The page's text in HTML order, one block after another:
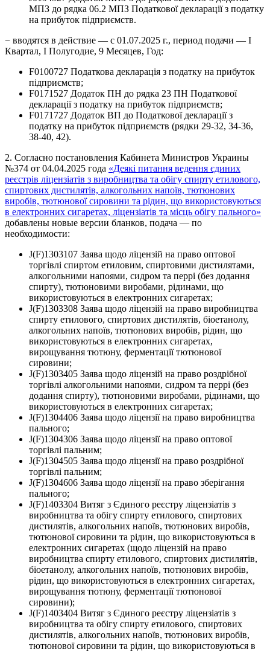
МПЗ до рядка 06.2 МПЗ Податкової декларації з податку
на прибуток підприємств.
− вводятся в действие — с 01.07.2025 г., период подачи — І
Квартал, І Полугодие, 9 Месяцев, Год:
F0100727 Податкова декларація з податку на прибуток
підприємств;
F0171527 Додаток ПН до рядка 23 ПН Податкової
декларації з податку на прибуток підприємств;
F0171727 Додаток ВП до Податкової декларації з
податку на прибуток підприємств (рядки 29-32, 34-36,
38-40, 42).
2. Согласно постановления Кабинета Министров Украины
№374 от 04.04.2025 года «Деякі питання ведення єдиних
реєстрів ліцензіатів з виробництва та обігу спирту етилового,
спиртових дистилятів, алкогольних напоїв, тютюнових
виробів, тютюнової сировини та рідин, що використовуються
в електронних сигаретах, ліцензіатів та місць обігу пального»
добавлены новые версии бланков, подача — по
необходимости:
J(F)1303107 Заява щодо ліцензій на право оптової
торгівлі спиртом етиловим, спиртовими дистилятами,
алкогольними напоями, сидром та перрі (без додання
спирту), тютюновими виробами, рідинами, що
використовуються в електронних сигаретах;
J(F)1303308 Заява щодо ліцензій на право виробництва
спирту етилового, спиртових дистилятів, біоетанолу,
алкогольних напоїв, тютюнових виробів, рідин, що
використовуються в електронних сигаретах,
вирощування тютюну, ферментації тютюнової
сировини;
J(F)1303405 Заява щодо ліцензій на право роздрібної
торгівлі алкогольними напоями, сидром та перрі (без
додання спирту), тютюновими виробами, рідинами, що
використовуються в електронних сигаретах;
J(F)1304406 Заява щодо ліцензії на право виробництва
пального;
J(F)1304306 Заява щодо ліцензії на право оптової
торгівлі пальним;
J(F)1304505 Заява щодо ліцензії на право роздрібної
торгівлі пальним;
J(F)1304606 Заява щодо ліцензії на право зберігання
пального;
J(F)1403304 Витяг з Єдиного реєстру ліцензіатів з
виробництва та обігу спирту етилового, спиртових
дистилятів, алкогольних напоїв, тютюнових виробів,
тютюнової сировини та рідин, що використовуються в
електронних сигаретах (щодо ліцензій на право
виробництва спирту етилового, спиртових дистилятів,
біоетанолу, алкогольних напоїв, тютюнових виробів,
рідин, що використовуються в електронних сигаретах,
вирощування тютюну, ферментації тютюнової
сировини);
J(F)1403404 Витяг з Єдиного реєстру ліцензіатів з
виробництва та обігу спирту етилового, спиртових
дистилятів, алкогольних напоїв, тютюнових виробів,
тютюнової сировини та рідин, що використовуються в